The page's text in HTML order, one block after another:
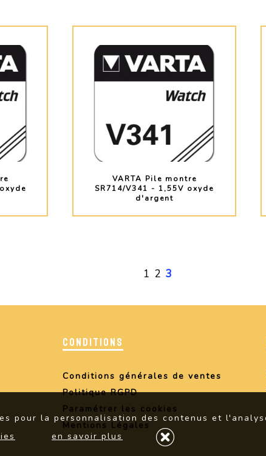
VARTA Pile montre
SR714/V341 - 1,55V oxyde
d'argent
1 2 3
CONDITIONS
Conditions générales de ventes
Politique RGPD
Paramétrer les cookies
Mentions Légales
pour la personnalisation des contenus et
en savoir plus